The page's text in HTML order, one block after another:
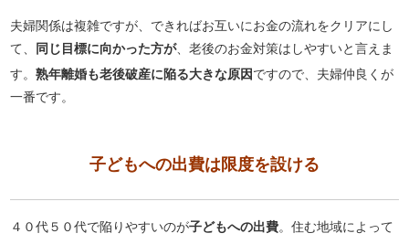
夫婦関係は複雑ですが、できればお互いにお金の流れをクリアにし
て、
同じ目標に向かった方が、老後のお金対策はしやすいと言えま
す。熟年離婚も老後破産に陥る大きな原因ですので、夫婦仲良くが
一番です。
子どもへの出費は限度を設ける
４０代５０代で陥りやすいのが子どもへの出費。住む地域によって